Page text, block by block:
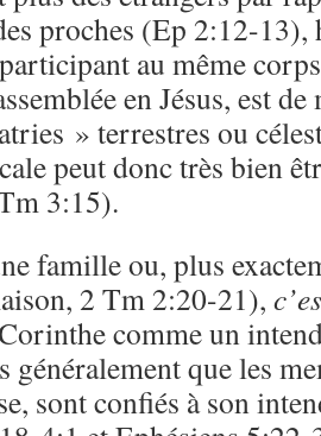
proches (Ep 2:12-13),
au même
en Jésus, est de
» terrestres ou
peut donc très bien
3:15).
famille ou, plus
2 Tm 2:20-21),
comme un
généralement que les
sont confiés à son